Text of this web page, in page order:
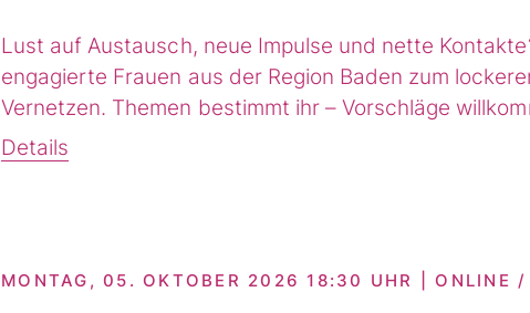
Lust auf Austausch, neue Impulse und nette
engagierte Frauen aus der Region Baden zum
Vernetzen. Themen bestimmt ihr – Vorschläge
Details
MONTAG, 05. OKTOBER 2026 18:30 UHR | ONLINE /